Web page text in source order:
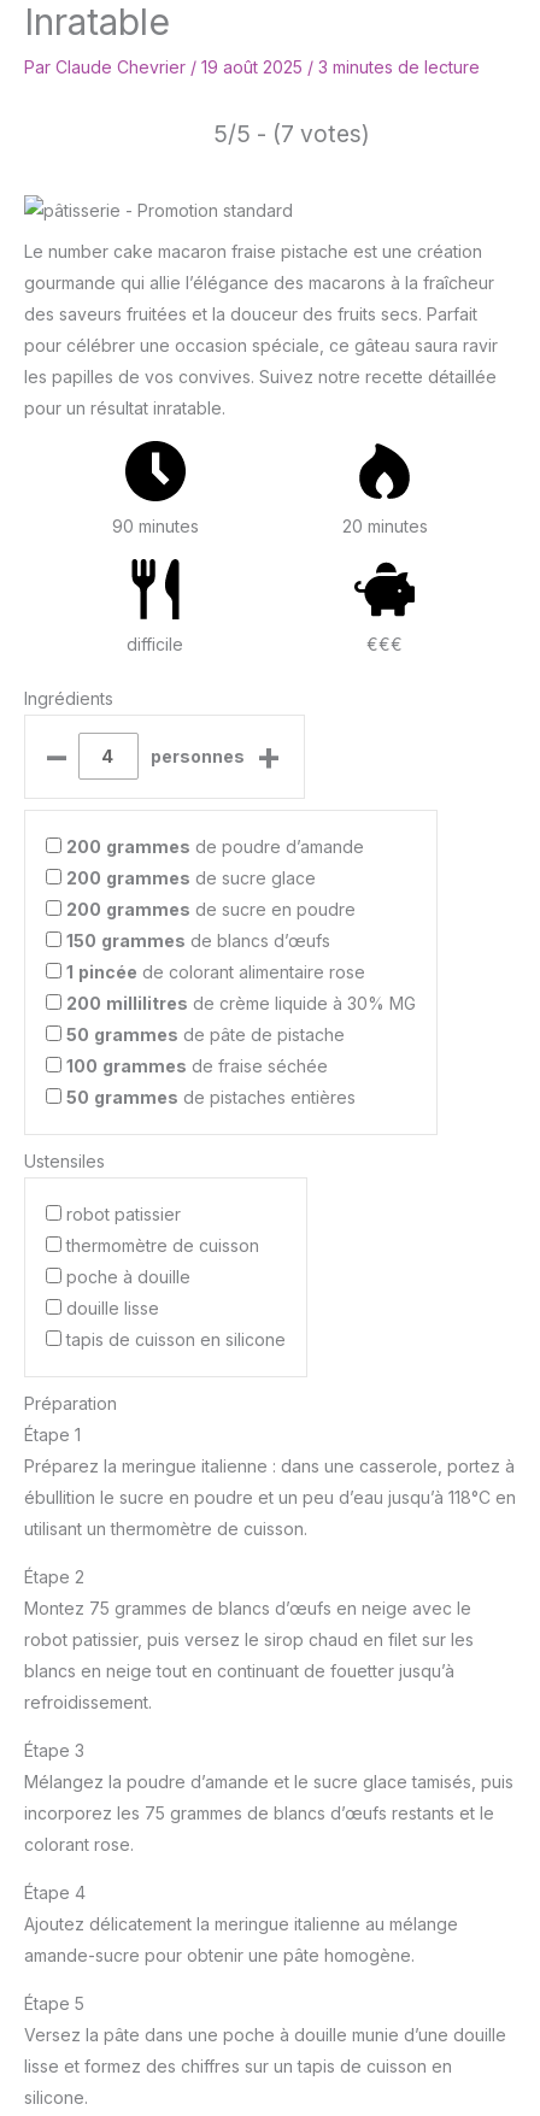
Inratable
Par Claude Chevrier / 19 août 2025 / 3 minutes de lecture
5/5 - (7 votes)
Le number cake macaron fraise pistache est une création
gourmande qui allie l’élégance des macarons à la fraîcheur
des saveurs fruitées et la douceur des fruits secs. Parfait
pour célébrer une occasion spéciale, ce gâteau saura ravir
les papilles de vos convives. Suivez notre recette détaillée
pour un résultat inratable.
90 minutes 20 minutes
difficile €€€
Ingrédients
– personnes +
200 grammes de poudre d’amande
200 grammes de sucre glace
200 grammes de sucre en poudre
150 grammes de blancs d’œufs
1 pincée de colorant alimentaire rose
200 millilitres de crème liquide à 30% MG
50 grammes de pâte de pistache
100 grammes de fraise séchée
50 grammes de pistaches entières
Ustensiles
robot patissier
thermomètre de cuisson
poche à douille
douille lisse
tapis de cuisson en silicone
Préparation
Étape 1
Préparez la meringue italienne : dans une casserole, portez à
ébullition le sucre en poudre et un peu d’eau jusqu’à 118°C en
utilisant un thermomètre de cuisson.
Étape 2
Montez 75 grammes de blancs d’œufs en neige avec le
robot patissier, puis versez le sirop chaud en filet sur les
blancs en neige tout en continuant de fouetter jusqu’à
refroidissement.
Étape 3
Mélangez la poudre d’amande et le sucre glace tamisés, puis
incorporez les 75 grammes de blancs d’œufs restants et le
colorant rose.
Étape 4
Ajoutez délicatement la meringue italienne au mélange
amande-sucre pour obtenir une pâte homogène.
Étape 5
Versez la pâte dans une poche à douille munie d’une douille
lisse et formez des chiffres sur un tapis de cuisson en
silicone.